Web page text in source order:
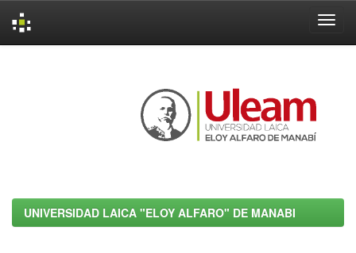
UNIVERSIDAD LAICA "ELOY ALFARO" DE MANABI